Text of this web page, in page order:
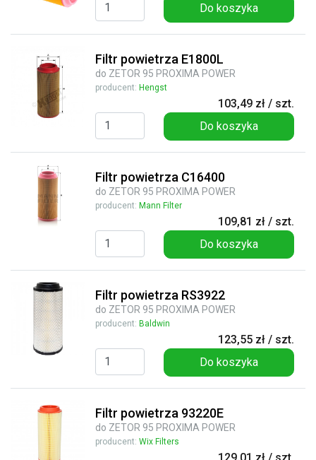
Do koszyka
Filtr powietrza E1800L
do ZETOR 95 PROXIMA POWER
producent: Hengst
103,49 zł / szt.
Do koszyka
Filtr powietrza C16400
do ZETOR 95 PROXIMA POWER
producent: Mann Filter
109,81 zł / szt.
Do koszyka
Filtr powietrza RS3922
do ZETOR 95 PROXIMA POWER
producent: Baldwin
123,55 zł / szt.
Do koszyka
Filtr powietrza 93220E
do ZETOR 95 PROXIMA POWER
producent: Wix Filters